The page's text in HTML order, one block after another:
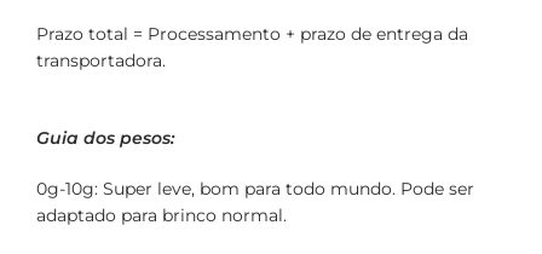
Prazo total = Processamento + prazo de entrega da
transportadora.
Guia dos pesos:
0g-10g: Super leve, bom para todo mundo. Pode ser
adaptado para brinco normal.